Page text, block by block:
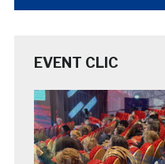
EVENT CLIC